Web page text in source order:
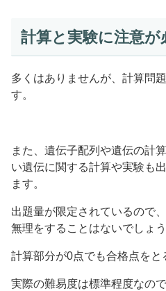
計算と実験に注意が
多くはありませんが、計算問
す。
また、遺伝子配列や遺伝の計
い遺伝に関する計算や実験も
ます。
出題量が限定されているので
無理をすることはないでしょう
計算部分が0点でも合格点をと
実際の難易度は標準程度なの